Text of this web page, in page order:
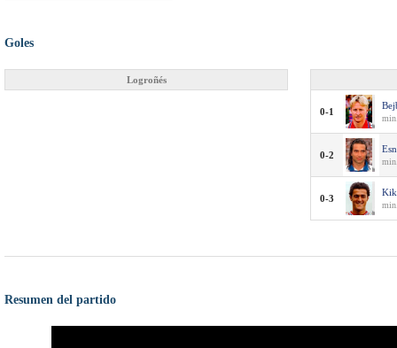
Goles
Logroñés
0-1
0-2
0-3
Resumen del partido